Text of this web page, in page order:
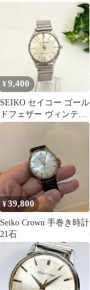
¥9,400
SEIKO セイコー ゴール
ドフェザー ヴィンテー
ジ1500SE 手巻き 訳あ
¥39,800
Seiko Crown 手巻き時計
21石